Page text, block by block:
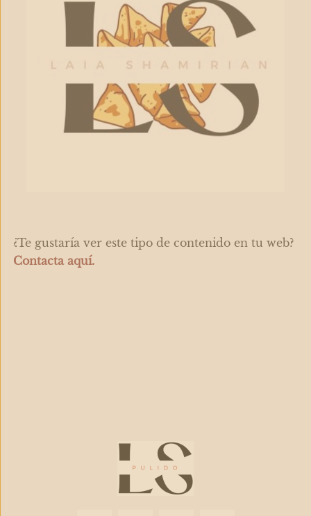
¿Te gustaría ver este tipo de contenido en tu web?
Contacta aquí.